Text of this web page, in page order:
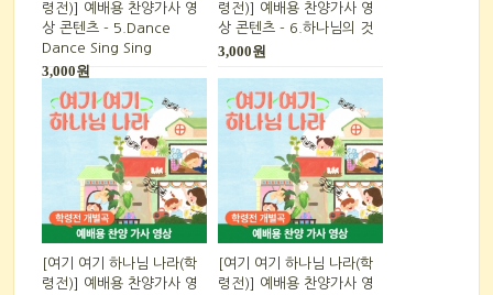
령전)] 예배용 찬양가사 영
상 콘텐츠 - 5.Dance
Dance Sing Sing
3,000원
령전)] 예배용 찬양가사 영
상 콘텐츠 - 6.하나님의 것
3,000원
[여기 여기 하나님 나라(학
령전)] 예배용 찬양가사 영
[여기 여기 하나님 나라(학
령전)] 예배용 찬양가사 영